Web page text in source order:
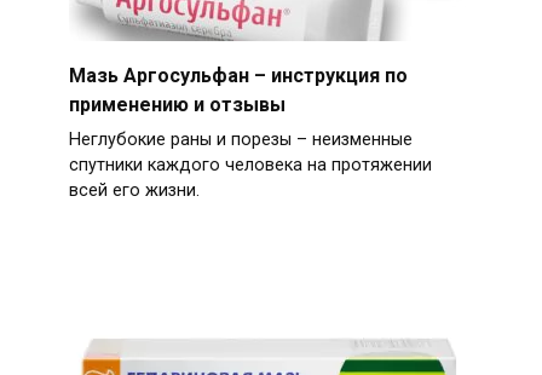
Мазь Аргосульфан – инструкция по
применению и отзывы
Неглубокие раны и порезы – неизменные
спутники каждого человека на протяжении
всей его жизни.